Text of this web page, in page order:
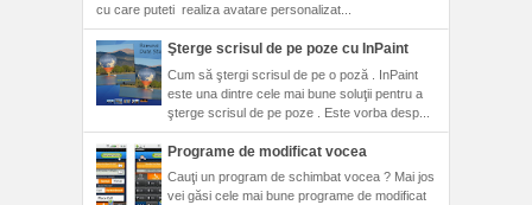
cu care puteti realiza avatare personalizat...
Şterge scrisul de pe poze cu InPaint
Cum să ştergi scrisul de pe o poză . InPaint
este una dintre cele mai bune soluţii pentru a
şterge scrisul de pe poze . Este vorba desp...
Programe de modificat vocea
Cauţi un program de schimbat vocea ? Mai jos
vei găsi cele mai bune programe de modificat